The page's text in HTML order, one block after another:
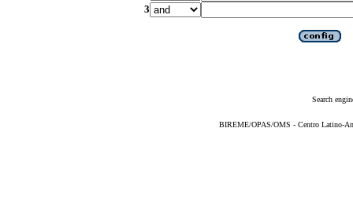
3
Search
BIREME/OPAS/OMS - Centro Latino-